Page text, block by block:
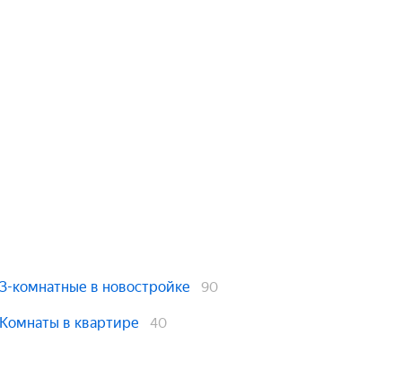
3-комнатные в новостройке 90
Комнаты в квартире 40